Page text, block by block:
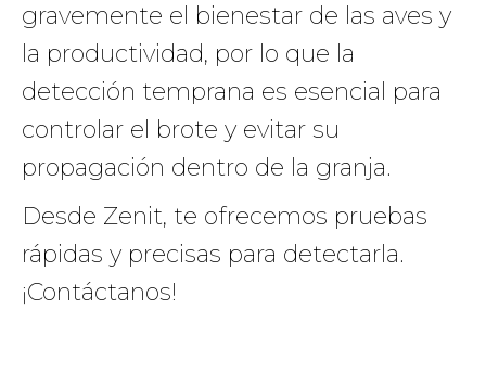
gravemente el bienestar de las aves y
la productividad, por lo que la
detección temprana es esencial para
controlar el brote y evitar su
propagación dentro de la granja.
Desde Zenit, te ofrecemos pruebas
rápidas y precisas para detectarla.
¡Contáctanos!